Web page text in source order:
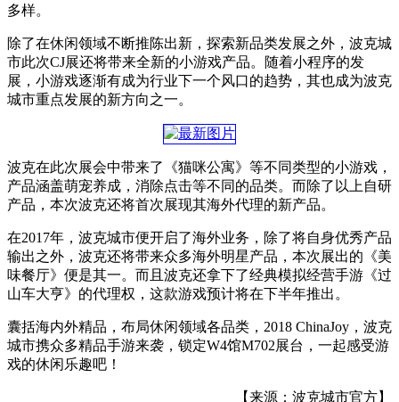
多样。
除了在休闲领域不断推陈出新，探索新品类发展之外，波克城
市此次CJ展还将带来全新的小游戏产品。随着小程序的发
展，小游戏逐渐有成为行业下一个风口的趋势，其也成为波克
城市重点发展的新方向之一。
波克在此次展会中带来了《猫咪公寓》等不同类型的小游戏，
产品涵盖萌宠养成，消除点击等不同的品类。而除了以上自研
产品，本次波克还将首次展现其海外代理的新产品。
在2017年，波克城市便开启了海外业务，除了将自身优秀产品
输出之外，波克还将带来众多海外明星产品，本次展出的《美
味餐厅》便是其一。而且波克还拿下了经典模拟经营手游《过
山车大亨》的代理权，这款游戏预计将在下半年推出。
囊括海内外精品，布局休闲领域各品类，2018 ChinaJoy，波克
城市携众多精品手游来袭，锁定W4馆M702展台，一起感受游
戏的休闲乐趣吧！
【来源：波克城市官方】